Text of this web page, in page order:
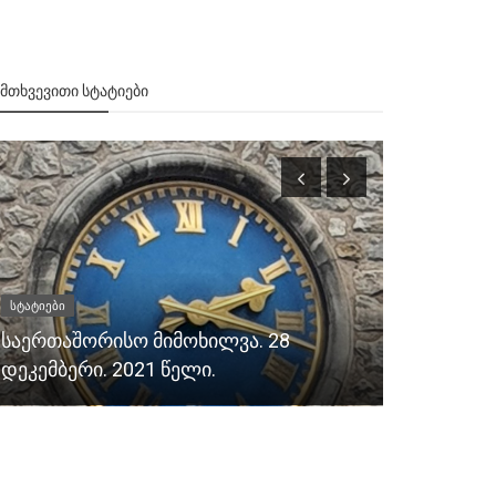
ᲡᲢᲐᲢᲘᲔᲑᲘ
სტატიები
საერთაშორისო მიმოხილვა. 28
დეკემბერი. 2021 წელი.